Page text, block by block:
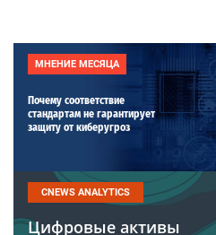
МНЕНИЕ МЕСЯЦА
Почему соответствие
стандартам не гарантирует
защиту от киберугроз
CNEWS ANALYTICS
Цифровые активы